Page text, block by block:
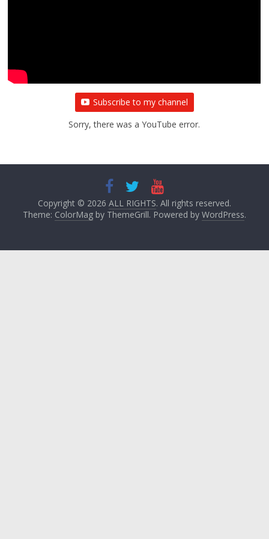
Subscribe to my channel
Sorry, there was a YouTube error.
Copyright © 2026 ALL RIGHTS. All rights reserved.
Theme: ColorMagby ThemeGrill. Powered by WordPress.